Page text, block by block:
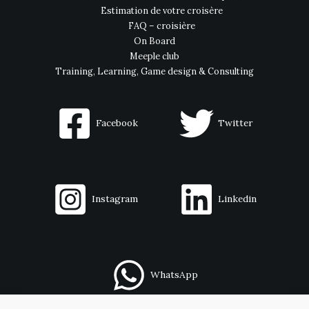
Estimation de votre croisère
FAQ – croisière
On Board
Meeple club
Training, Learning, Game design & Consulting
Facebook Twitter
Instagram Linkedin
WhatsApp